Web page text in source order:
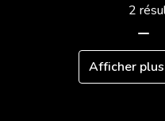
2
Afficher